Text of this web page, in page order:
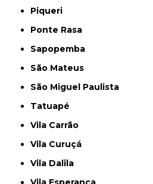
Piqueri
Ponte Rasa
Sapopemba
São Mateus
São Miguel Paulista
Tatuapé
Vila Carrão
Vila Curuçá
Vila Dalila